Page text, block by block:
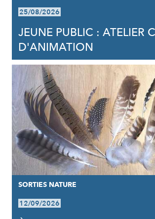
25/08/2026
JEUNE PUBLIC : ATELIER
D'ANIMATION
SORTIES NATURE
12/09/2026